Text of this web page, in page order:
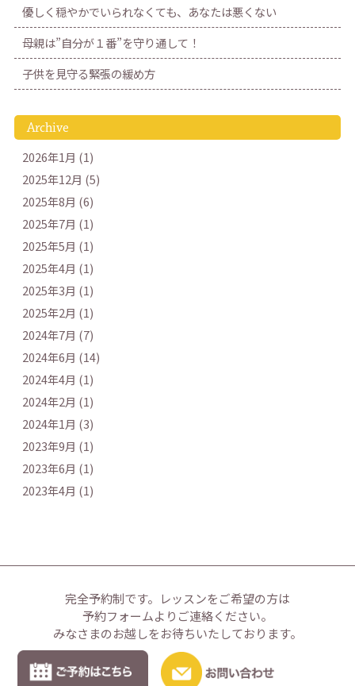
優しく穏やかでいられなくても、あなたは悪くない
母親は”自分が１番”を守り通して！
子供を見守る緊張の緩め方
Archive
2026年1月 (1)
2025年12月 (5)
2025年8月 (6)
2025年7月 (1)
2025年5月 (1)
2025年4月 (1)
2025年3月 (1)
2025年2月 (1)
2024年7月 (7)
2024年6月 (14)
2024年4月 (1)
2024年2月 (1)
2024年1月 (3)
2023年9月 (1)
2023年6月 (1)
2023年4月 (1)
完全予約制です。 レッスンをご希望の方は
予約フォームよりご連絡ください。
みなさまのお越しをお待ちいたしております。